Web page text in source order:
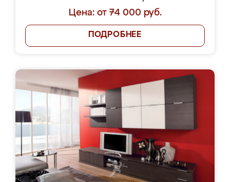
Цена: от 74 000 руб.
ПОДРОБНЕЕ